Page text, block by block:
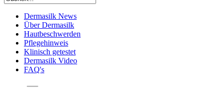
Dermasilk News
Über Dermasilk
Hautbeschwerden
Pflegehinweis
Klinisch getestet
Dermasilk Video
FAQ's